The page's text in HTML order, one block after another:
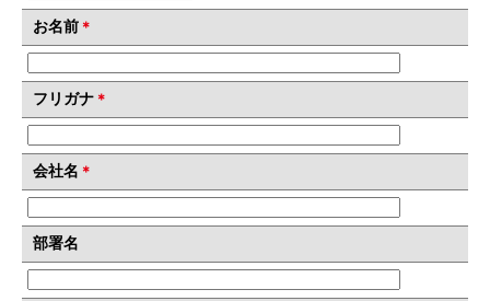
お名前 ＊
フリガナ ＊
会社名 ＊
部署名